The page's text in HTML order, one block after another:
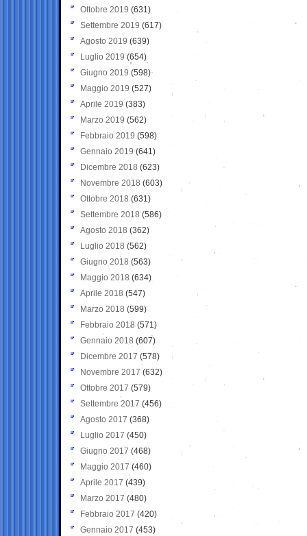
Ottobre 2019 (631)
Settembre 2019 (617)
Agosto 2019 (639)
Luglio 2019 (654)
Giugno 2019 (598)
Maggio 2019 (527)
Aprile 2019 (383)
Marzo 2019 (562)
Febbraio 2019 (598)
Gennaio 2019 (641)
Dicembre 2018 (623)
Novembre 2018 (603)
Ottobre 2018 (631)
Settembre 2018 (586)
Agosto 2018 (362)
Luglio 2018 (562)
Giugno 2018 (563)
Maggio 2018 (634)
Aprile 2018 (547)
Marzo 2018 (599)
Febbraio 2018 (571)
Gennaio 2018 (607)
Dicembre 2017 (578)
Novembre 2017 (632)
Ottobre 2017 (579)
Settembre 2017 (456)
Agosto 2017 (368)
Luglio 2017 (450)
Giugno 2017 (468)
Maggio 2017 (460)
Aprile 2017 (439)
Marzo 2017 (480)
Febbraio 2017 (420)
Gennaio 2017 (453)